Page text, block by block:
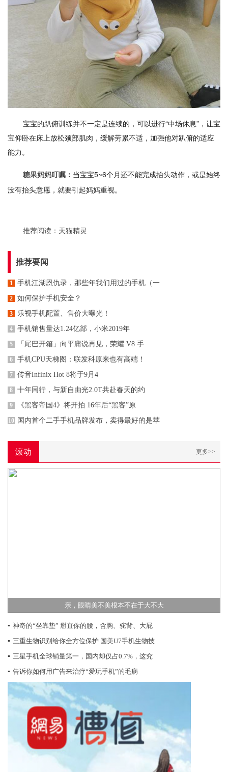
宝宝的趴俯训练并不一定是连续的，可以进行“中场休息”，让宝
宝仰卧在床上放松颈部肌肉，缓解劳累不适，加强他对趴俯的适应
能力。
糖果妈妈叮嘱： 当宝宝5~6个月还不能完成抬头动作，或是始终
没有抬头意愿，就要引起妈妈重视。
推荐阅读： 天猫精灵
推荐要闻
1 手机江湖恩仇录，那些年我们用过的手机（一
2 如何保护手机安全？
3 乐视手机配置、售价大曝光！
4 手机销售量达1.24亿部，小米2019年
5 「尾巴开箱」向平庸说再见，荣耀 V8 手
6 手机CPU天梯图：联发科原来也有高端！
7 传音Infinix Hot 8将于9月4
8 十年同行，与新自由光2.0T共赴春天的约
9 《黑客帝国4》将开拍 16年后“黑客”原
10 国内首个二手手机品牌发布，卖得最好的是苹
滚动 更多>>
亲，眼睛美不美根本不在于大不大
▪ 神奇的“坐靠垫” 掰直你的腰，含胸、驼背、大屁
▪ 三重生物识别给你全方位保护 国美U7手机生物技
▪ 三星手机全球销量第一，国内却仅占0.7%，这究
▪ 告诉你如何用广告来治疗“爱玩手机”的毛病